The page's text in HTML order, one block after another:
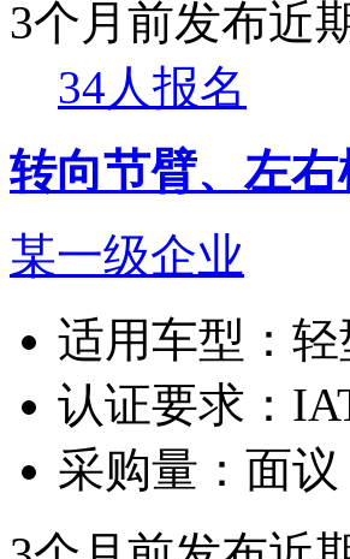
3个月前发布近
34人报名
转向节臂、左
某一级企业
适用车型：
认证要求：
采购量： 面议